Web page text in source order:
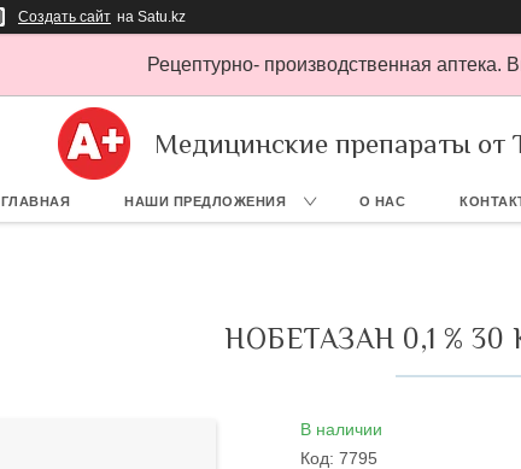
Создать сайт на Satu.kz
Рецептурно- производственная аптека.
Медицинские препараты
ГЛАВНАЯ НАШИ ПРЕДЛОЖЕНИЯ О НАС
НОБЕТАЗАН 0,1 %
В наличии
Код:7795